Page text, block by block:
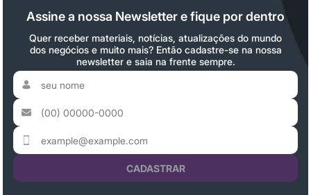
Assine a nossa Newsletter e fique por dentro
Quer receber materiais, notícias, atualizações do mundo
dos negócios e muito mais? Então cadastre-se na nossa
newsletter e saia na frente sempre.
CADASTRAR